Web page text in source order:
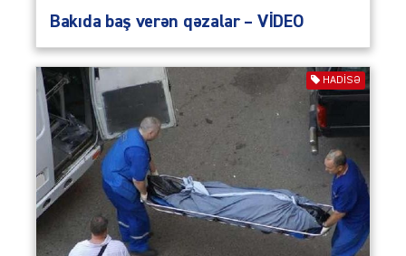
Bakıda baş verən qəzalar – VİDEO
HADISƏ